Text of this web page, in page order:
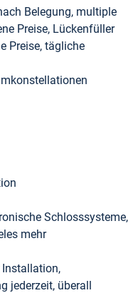
Belegung, multiple
Preise, Lückenfüller
Preise, tägliche
Schlosssysteme,
mehr
Installation,
jederzeit, überall